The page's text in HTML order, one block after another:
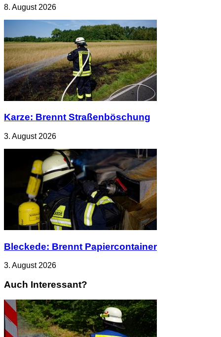
8. August 2026
Karze: Brennt Straßenböschung
3. August 2026
Bleckede: Brennt Papiercontainer
3. August 2026
Auch Interessant?